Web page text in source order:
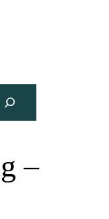
–